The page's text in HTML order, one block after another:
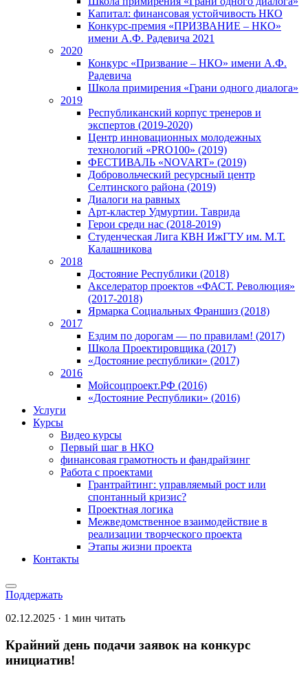
Капитал: финансовая устойчивость НКО
Конкурс-премия «ПРИЗВАНИЕ – НКО»
имени А.Ф. Радевича 2021
2020
Конкурс «Призвание – НКО» имени А.Ф.
Радевича
Школа примирения «Грани одного диалога»
2019
Республиканский корпус тренеров и
экспертов (2019-2020)
Центр инновационных молодежных
технологий «PRO100» (2019)
ФЕСТИВАЛЬ «NOVART» (2019)
Добровольческий ресурсный центр
Селтинского района (2019)
Диалоги на равных
Арт-кластер Удмуртии. Таврида
Герои среди нас (2018-2019)
Студенческая Лига КВН ИжГТУ им. М.Т.
Калашникова
2018
Достояние Республики (2018)
Акселератор проектов «ФАСТ. Революция»
(2017-2018)
Ярмарка Социальных Франшиз (2018)
2017
Ездим по дорогам — по правилам! (2017)
Школа Проектировщика (2017)
«Достояние республики» (2017)
2016
Мойсоцпроект.РФ (2016)
«Достояние Республики» (2016)
Услуги
Курсы
Видео курсы
Первый шаг в НКО
финансовая грамотность и фандрайзинг
Работа с проектами
Грантрайтинг: управляемый рост или
спонтанный кризис?
Проектная логика
Межведомственное взаимодействие в
реализации творческого проекта
Этапы жизни проекта
Контакты
Поддержать
02.12.2025 · 1 мин читать
Крайний день подачи заявок на конкурс
инициатив!